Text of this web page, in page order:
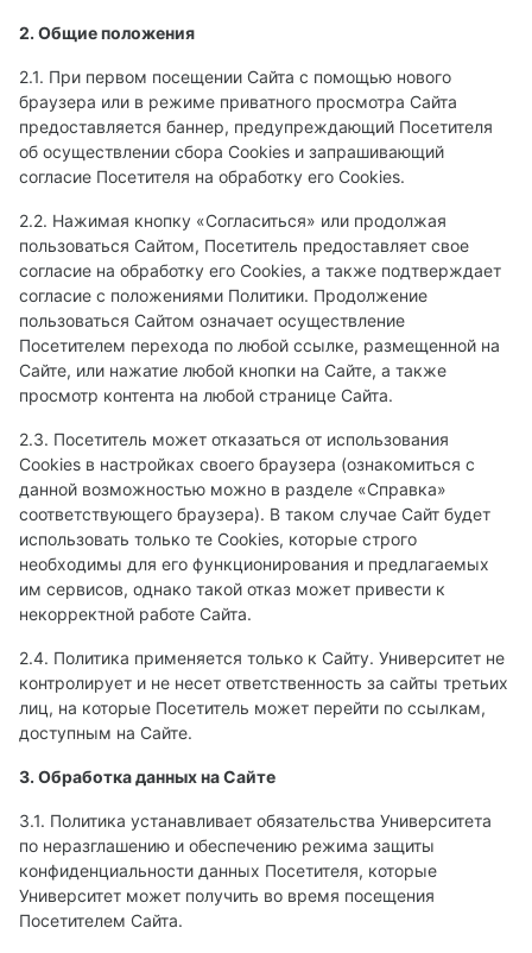
2. Общие положения
2.1. При первом посещении Сайта с помощью нового
браузера или в режиме приватного просмотра Сайта
предоставляется баннер, предупреждающий Посетителя
об осуществлении сбора Сookies и запрашивающий
согласие Посетителя на обработку его Сookies.
2.2. Нажимая кнопку «Согласиться» или продолжая
пользоваться Сайтом, Посетитель предоставляет свое
согласие на обработку его Сookies, а также подтверждает
согласие с положениями Политики. Продолжение
пользоваться Сайтом означает осуществление
Посетителем перехода по любой ссылке, размещенной на
Сайте, или нажатие любой кнопки на Сайте, а также
просмотр контента на любой странице Сайта.
2.3. Посетитель может отказаться от использования
Сookies в настройках своего браузера (ознакомиться с
данной возможностью можно в разделе «Справка»
соответствующего браузера). В таком случае Сайт будет
использовать только те Cookies, которые строго
необходимы для его функционирования и предлагаемых
им сервисов, однако такой отказ может привести к
некорректной работе Сайта.
2.4. Политика применяется только к Сайту. Университет не
контролирует и не несет ответственность за сайты третьих
лиц, на которые Посетитель может перейти по ссылкам,
доступным на Сайте.
3. Обработка данных на Сайте
3.1. Политика устанавливает обязательства Университета
по неразглашению и обеспечению режима защиты
конфиденциальности данных Посетителя, которые
Университет может получить во время посещения
Посетителем Сайта.